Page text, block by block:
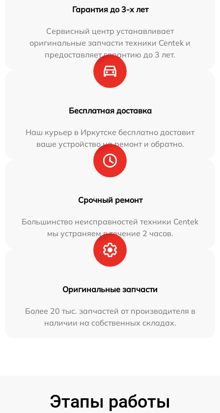
Гарантия до 3-х лет
Сервисный центр устанавливает
оригинальные запчасти техники Centek и
предоставляет гарантию до 3 лет.
Бесплатная доставка
Наш курьер в Иркутске бесплатно доставит
ваше устройство на ремонт и обратно.
Срочный ремонт
Большинство неисправностей техники Centek
мы устраняем в течение 2 часов.
Оригинальные запчасти
Более 20 тыс. запчастей от производителя в
наличии на собственных складах.
Этапы работы